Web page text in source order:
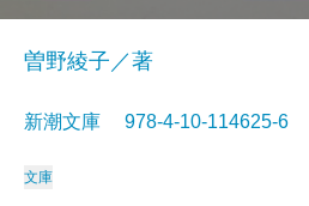
曽野綾子／著
新潮文庫 978-4-10-114625-
文庫